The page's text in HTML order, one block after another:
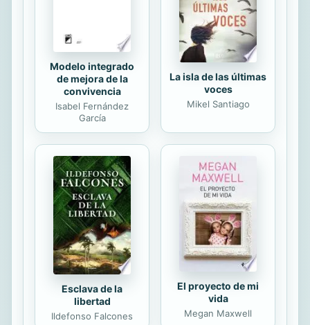
reconocimiento legal de la
Modelo integrado
de mejora de la
convivencia
Isabel Fernández
García
La isla de las últimas
voces
Mikel Santiago
Esclava de la
libertad
Ildefonso Falcones
El proyecto de mi
vida
Megan Maxwell